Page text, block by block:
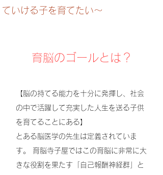
ていける子を育てたい～
​育脳のゴールとは？
【脳の持てる能力を十分に発揮し、社会
の中で活躍して充実した人生を送る子供
を育てることにある】
とある脳医学の先生は定義されていま
す。 育脳寺子屋ではこの育脳に非常に大
きな役割を果たす「自己報酬神経群」と